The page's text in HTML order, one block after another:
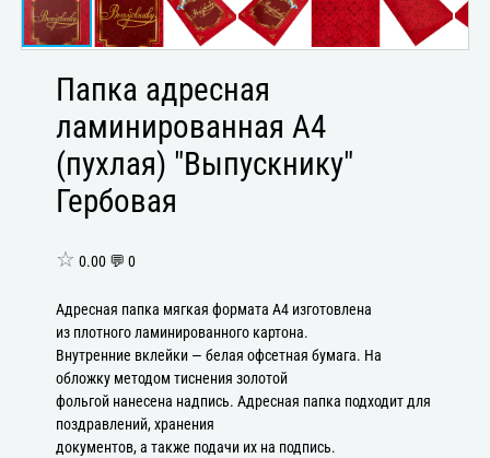
Папка адресная
ламинированная А4
(пухлая) "Выпускнику"
Гербовая
☆ 0.00 💬 0
Адресная папка мягкая формата А4 изготовлена
из плотного ламинированного картона.
Внутренние вклейки — белая офсетная бумага. На
обложку методом тиснения золотой
фольгой нанесена надпись. Адресная папка подходит для
поздравлений, хранения
документов, а также подачи их на подпись.